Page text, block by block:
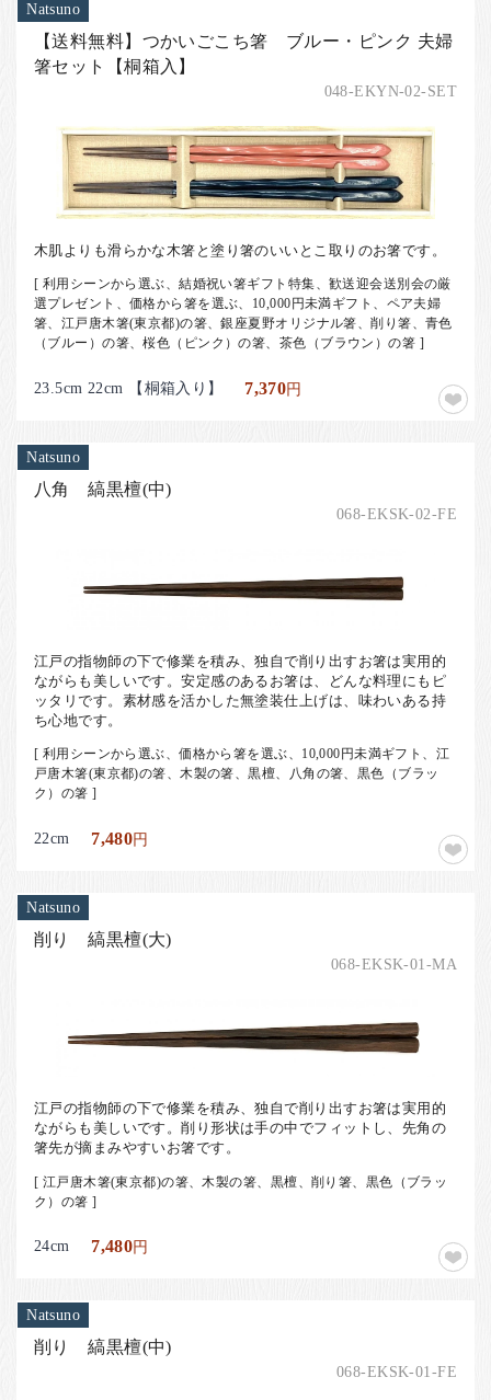
Natsuno
【送料無料】つかいごこち箸 ブルー・ピンク 夫婦
箸セット【桐箱入】
048-EKYN-02-SET
​木肌よりも滑らかな木箸と塗り箸のいいとこ取りのお箸です。
[ 利用シーンから選ぶ、結婚祝い箸ギフト特集、歓送迎会送別会の厳
選プレゼント、価格から箸を選ぶ、10,000円未満ギフト、ペア夫婦
箸、江戸唐木箸(東京都)の箸、銀座夏野オリジナル箸、削り箸、青色
（ブルー）の箸、桜色（ピンク）の箸、茶色（ブラウン）の箸 ]
23.5cm 22cm 【桐箱入り】 7,370円
Natsuno
八角 縞黒檀(中)
068-EKSK-02-FE
江戸の指物師の下で修業を積み、独自で削り出すお箸は実用的
ながらも美しいです。安定感のあるお箸は、どんな料理にもピ
ッタリです。素材感を活かした無塗装仕上げは、味わいある持
ち心地です。
[ 利用シーンから選ぶ、価格から箸を選ぶ、10,000円未満ギフト、江
戸唐木箸(東京都)の箸、木製の箸、黒檀、八角の箸、黒色（ブラッ
ク）の箸 ]
22cm 7,480円
Natsuno
削り 縞黒檀(大)
068-EKSK-01-MA
江戸の指物師の下で修業を積み、独自で削り出すお箸は実用的
ながらも美しいです。削り形状は手の中でフィットし、先角の
箸先が摘まみやすいお箸です。
[ 江戸唐木箸(東京都)の箸、木製の箸、黒檀、削り箸、黒色（ブラッ
ク）の箸 ]
24cm 7,480円
Natsuno
削り 縞黒檀(中)
068-EKSK-01-FE